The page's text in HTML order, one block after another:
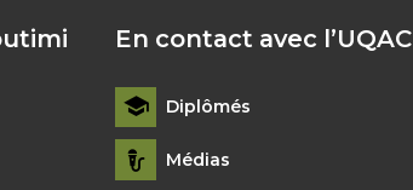
En contact avec l’UQAC
Diplômés
Médias